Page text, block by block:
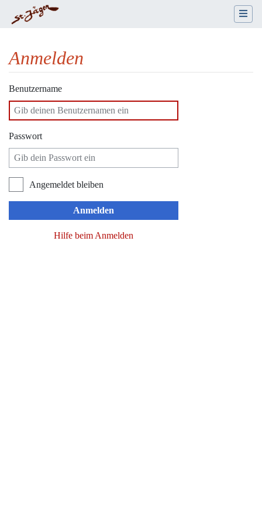
Anmelden
Wechseln zu:Navigation
Benutzername
Passwort
Angemeldet bleiben
Anmelden
Hilfe beim Anmelden